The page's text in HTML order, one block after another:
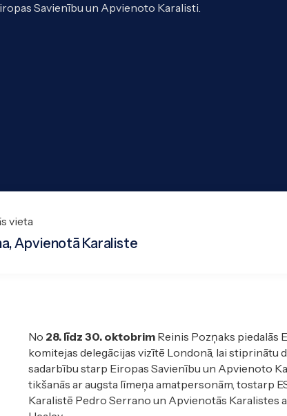
Savienību un Apvienoto Karalisti.
vieta
Apvienotā Karaliste
No 28. līdz 30. oktobrim Reinis Pozņaks piedalās
komitejas delegācijas vizītē Londonā, lai stiprinātu
sadarbību starp Eiropas Savienību un Apvienoto
tikšanās ar augsta līmeņa amatpersonām, tostarp
Karalistē Pedro Serrano un Apvienotās Karalistes